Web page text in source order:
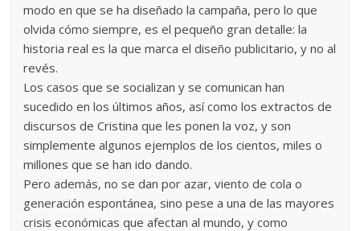
modo en que se ha diseñado la campaña, pero lo que
olvida cómo siempre, es el pequeño gran detalle: la
historia real es la que marca el diseño publicitario, y no al
revés.
Los casos que se socializan y se comunican han
sucedido en los últimos años, así como los extractos de
discursos de Cristina que les ponen la voz, y son
simplemente algunos ejemplos de los cientos, miles o
millones que se han ido dando.
Pero además, no se dan por azar, viento de cola o
generación espontánea, sino pese a una de las mayores
crisis económicas que afectan al mundo, y como